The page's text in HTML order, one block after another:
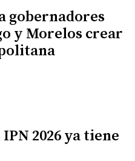
gobernadores
y Morelos crear
2026 ya tiene